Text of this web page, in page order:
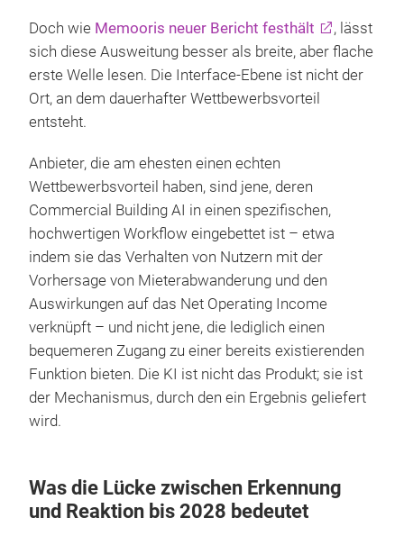
Doch wie Memooris neuer Bericht festhält
, lässt
sich diese Ausweitung besser als breite, aber flache
erste Welle lesen. Die Interface-Ebene ist nicht der
Ort, an dem dauerhafter Wettbewerbsvorteil
entsteht.
Anbieter, die am ehesten einen echten
Wettbewerbsvorteil haben, sind jene, deren
Commercial Building AI in einen spezifischen,
hochwertigen Workflow eingebettet ist – etwa
indem sie das Verhalten von Nutzern mit der
Vorhersage von Mieterabwanderung und den
Auswirkungen auf das Net Operating Income
verknüpft – und nicht jene, die lediglich einen
bequemeren Zugang zu einer bereits existierenden
Funktion bieten. Die KI ist nicht das Produkt; sie ist
der Mechanismus, durch den ein Ergebnis geliefert
wird.
Was die Lücke zwischen Erkennung
und Reaktion bis 2028 bedeutet